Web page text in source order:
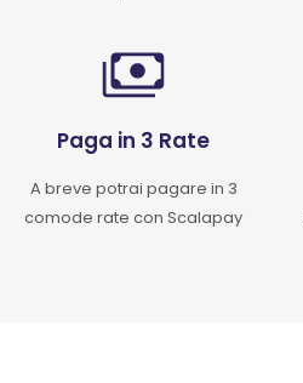
Paga in 3 Rate
A breve potrai pagare in 3
comode rate con Scalapay